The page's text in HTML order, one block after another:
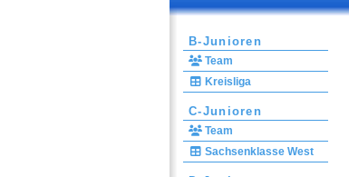
B-Junioren
Team
Kreisliga
C-Junioren
Team
Sachsenklasse West